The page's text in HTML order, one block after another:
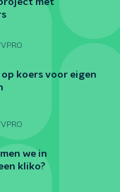
met
koers voor eigen
we in
kliko?